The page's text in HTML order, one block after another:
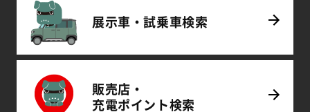
展示車・試乗車検索
販売店・
充電ポイント検索